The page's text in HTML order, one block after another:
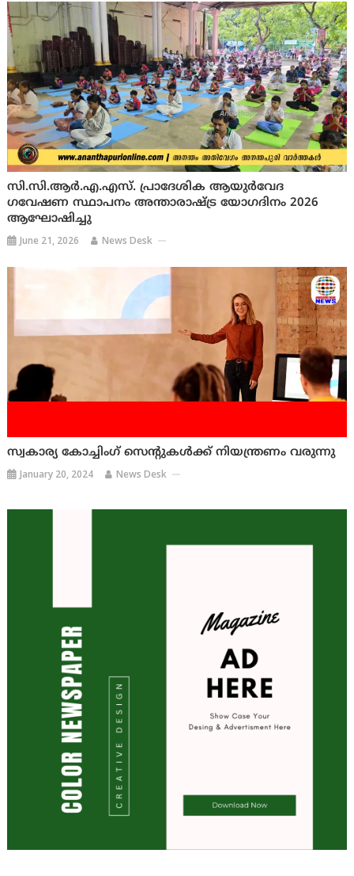
സി.സി.ആർ.എ.എസ്. പ്രാദേശിക ആയുർവേദ
ഗവേഷണ സ്ഥാപനം അന്താരാഷ്ട്ര യോഗദിനം 2026
ആഘോഷിച്ചു
June 21, 2026 News Desk
സ്വകാര്യ കോച്ചിംഗ് സെന്റുകള്‍ക്ക് നിയന്ത്രണം വരുന്നു
January 20, 2024 News Desk